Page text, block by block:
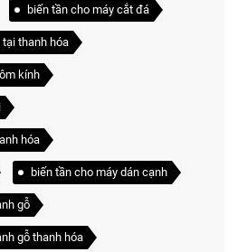
biến tần cho máy cắt đá
thanh hóa
kính
hóa
biến tần cho máy dán cạnh
gỗ
gỗ thanh hóa